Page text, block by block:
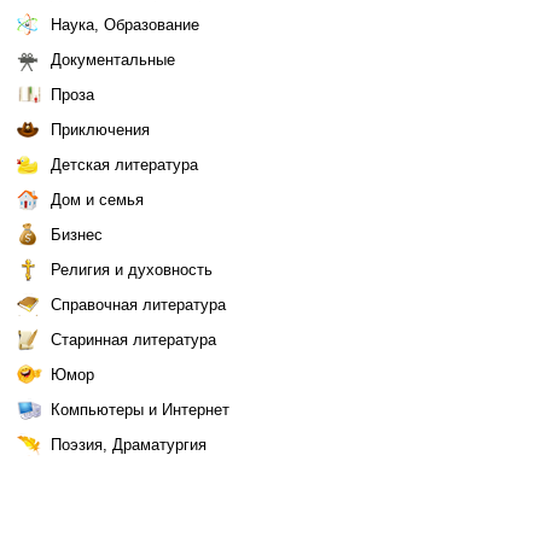
Наука, Образование
Документальные
Проза
Приключения
Детская литература
Дом и семья
Бизнес
Религия и духовность
Справочная литература
Старинная литература
Юмор
Компьютеры и Интернет
Поэзия, Драматургия